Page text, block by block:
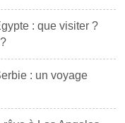
: que visiter ?
: un voyage